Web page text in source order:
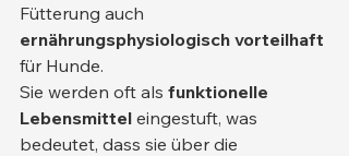
Fütterung auch
ernährungsphysiologisch vorteilhaft
für Hunde.
Sie werden oft als funktionelle
Lebensmittel eingestuft, was
bedeutet, dass sie über die